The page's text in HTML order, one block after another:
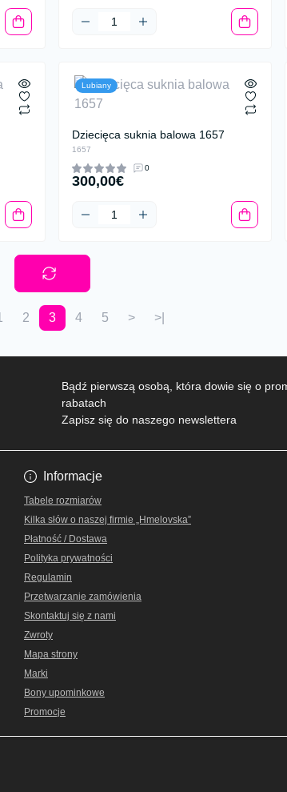
Lubiany
Dziecięca suknia balowa 1657
1657
0
300,00€
2 3 4 5 > >|
Bądź pierwszą osobą, która dowie się o
rabatach
Zapisz się do naszego newslettera
Polityka prywatności
Informacje
Tabele rozmiarów
Kilka słów o naszej firmie „Hmelovska”
Płatność / Dostawa
Polityka prywatności
Regulamin
Przetwarzanie zamówienia
Skontaktuj się z nami
Zwroty
Mapa strony
Marki
Bony upominkowe
Promocje